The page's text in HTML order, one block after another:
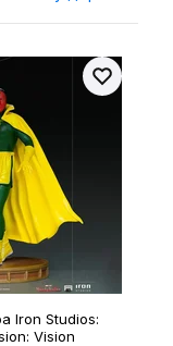
Iron Studios:
Vision